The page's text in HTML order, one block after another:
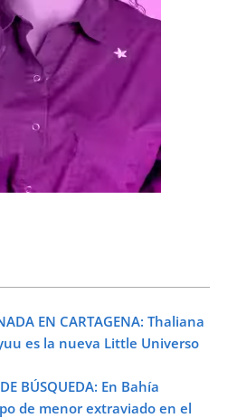
EN CARTAGENA: Thaliana
es la nueva Little Universo
BÚSQUEDA: En Bahía
de menor extraviado en el